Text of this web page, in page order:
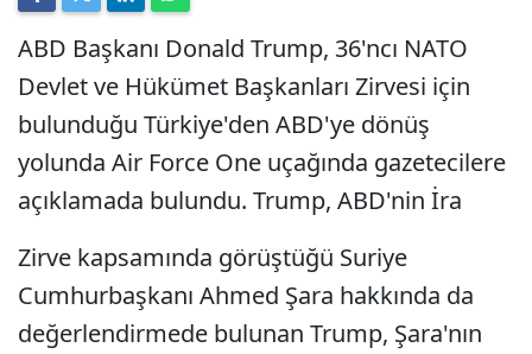
ABD Başkanı Donald Trump, 36'ncı NATO
Devlet ve Hükümet Başkanları Zirvesi için
bulunduğu Türkiye'den ABD'ye dönüş
yolunda Air Force One uçağında gazetecilere
açıklamada bulundu. Trump, ABD'nin İra
Zirve kapsamında görüştüğü Suriye
Cumhurbaşkanı Ahmed Şara hakkında da
değerlendirmede bulunan Trump, Şara'nın